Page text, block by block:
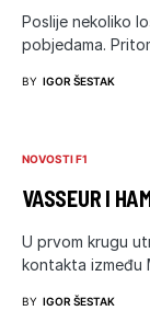
Poslije nekoliko
pobjedama.
BY IGOR ŠESTAK
NOVOSTI F1
VASSEUR I
U prvom krugu
kontakta između
BY IGOR ŠESTAK